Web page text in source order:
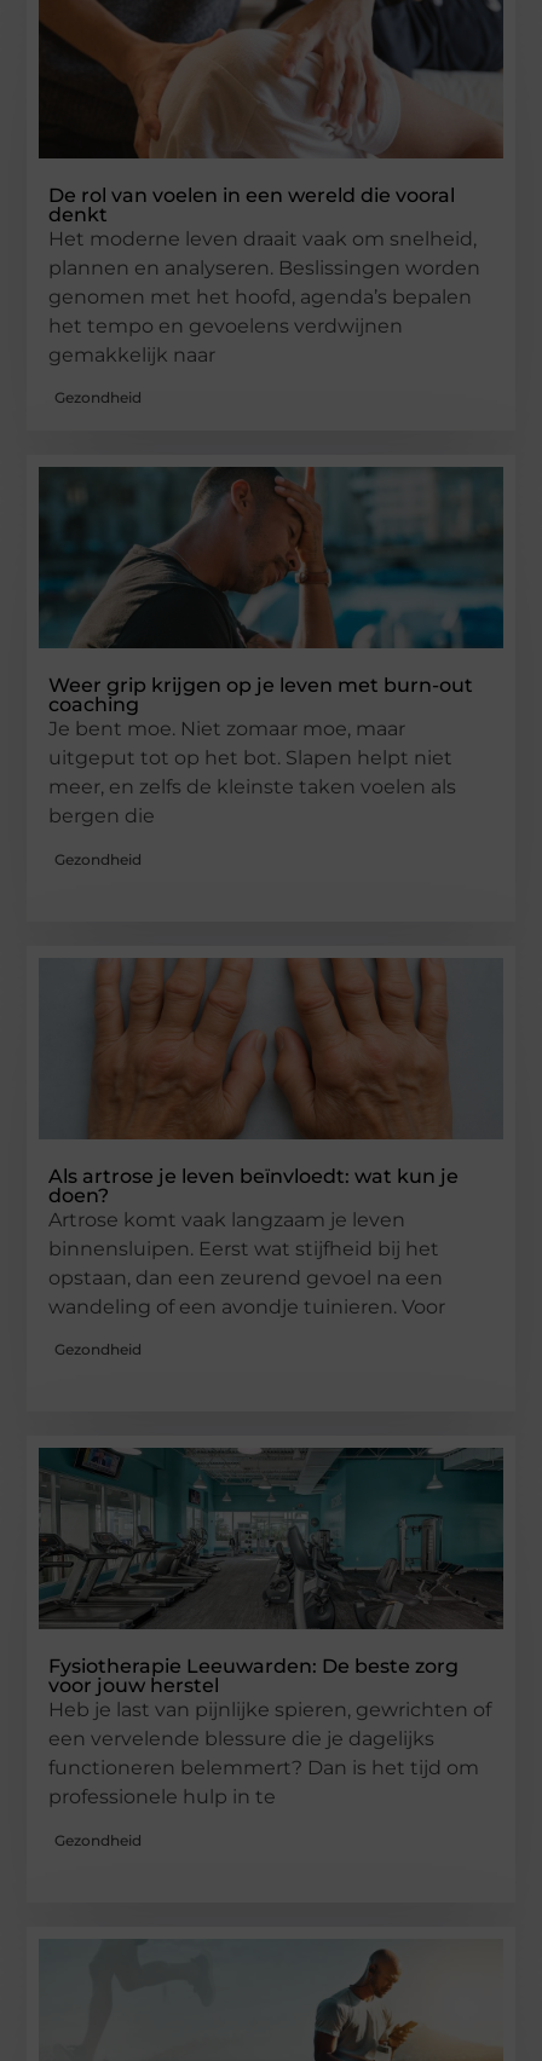
De rol van voelen in een wereld die vooral
denkt
Het moderne leven draait vaak om snelheid,
plannen en analyseren. Beslissingen worden
genomen met het hoofd, agenda’s bepalen
het tempo en gevoelens verdwijnen
gemakkelijk naar
Gezondheid
Weer grip krijgen op je leven met burn-out
coaching
Je bent moe. Niet zomaar moe, maar
uitgeput tot op het bot. Slapen helpt niet
meer, en zelfs de kleinste taken voelen als
bergen die
Gezondheid
Als artrose je leven beïnvloedt: wat kun je
doen?
Artrose komt vaak langzaam je leven
binnensluipen. Eerst wat stijfheid bij het
opstaan, dan een zeurend gevoel na een
wandeling of een avondje tuinieren. Voor
Gezondheid
Fysiotherapie Leeuwarden: De beste zorg
voor jouw herstel
Heb je last van pijnlijke spieren, gewrichten of
een vervelende blessure die je dagelijks
functioneren belemmert? Dan is het tijd om
professionele hulp in te
Gezondheid